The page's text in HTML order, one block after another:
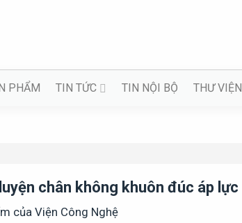
PHẨM TIN TỨC TIN NỘI BỘ THƯ VIỆN
chân không khuôn đúc áp lực
của Viện Công Nghệ